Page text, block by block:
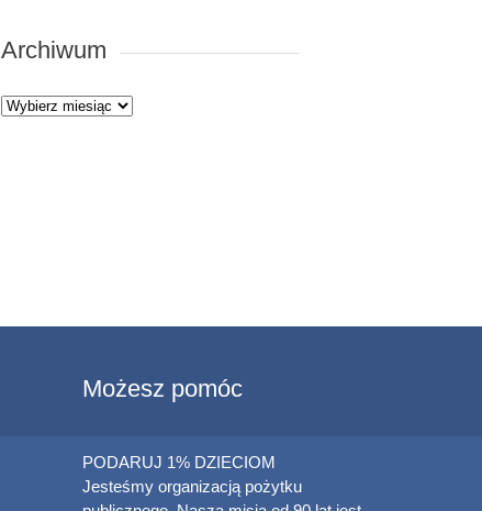
Archiwum
Archiwum
Możesz pomóc
PODARUJ 1% DZIECIOM
Jesteśmy organizacją pożytku